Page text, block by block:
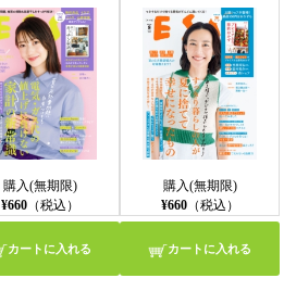
購入(無期限)
¥660（税込）
カートに入れる
購入(無期限)
¥660（税込）
カートに入れる